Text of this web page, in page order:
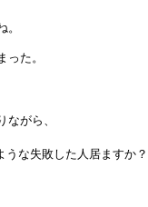
た。
がら、
な失敗した人居ますか？